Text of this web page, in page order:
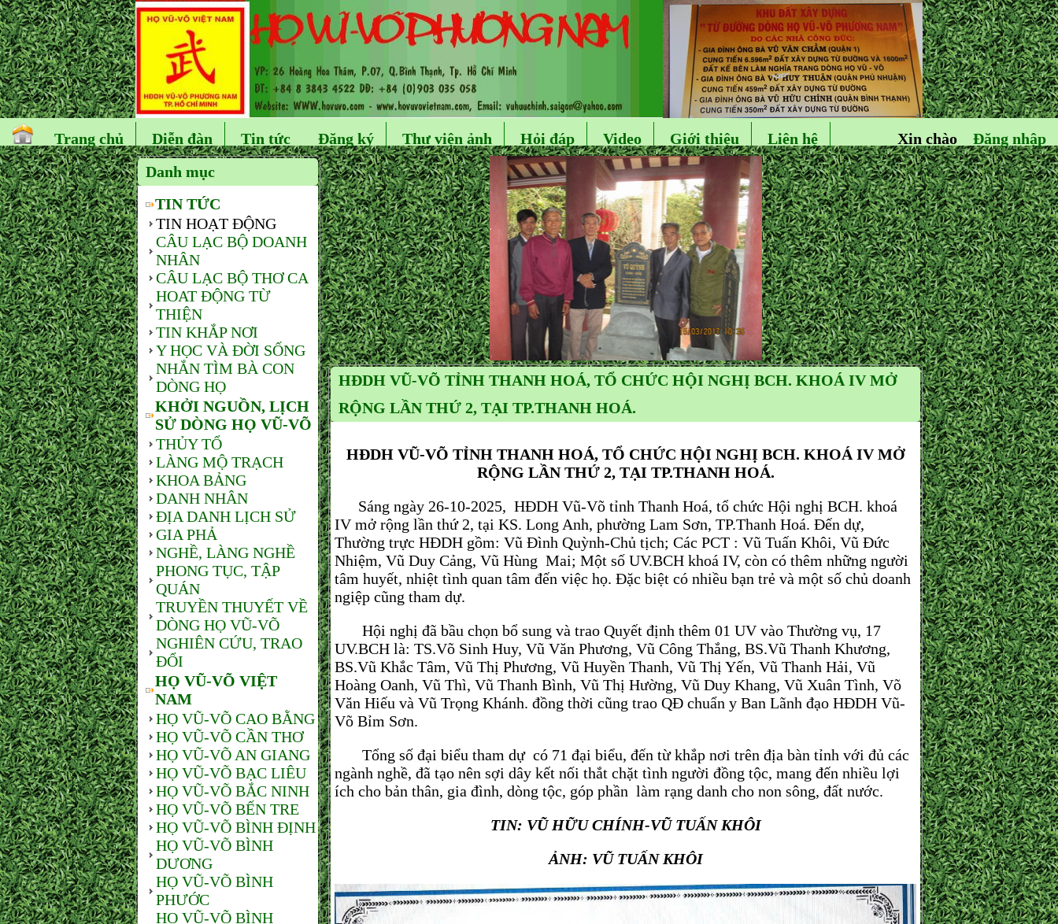
Trang chủ Diễn đàn Tin tức Đăng ký Thư viện ảnh Hỏi đáp Video Giới thiệu Liên hệ Đăng nhập
Xin chào
Danh mục
TIN TỨC
TIN HOẠT ĐỘNG
CÂU LẠC BỘ DOANH
NHÂN
CÂU LẠC BỘ THƠ CA
HOAT ĐỘNG TỪ
THIỆN
TIN KHẮP NƠI
Y HỌC VÀ ĐỜI SỐNG
NHẮN TÌM BÀ CON
DÒNG HỌ
KHỞI NGUỒN, LỊCH
SỬ DÒNG HỌ VŨ-VÕ
THỦY TỔ
LÀNG MỘ TRẠCH
KHOA BẢNG
DANH NHÂN
ĐỊA DANH LỊCH SỬ
GIA PHẢ
NGHỀ, LÀNG NGHỀ
PHONG TỤC, TẬP
QUÁN
TRUYỀN THUYẾT VỀ
DÒNG HỌ VŨ-VÕ
NGHIÊN CỨU, TRAO
ĐỔI
HỌ VŨ-VÕ VIỆT
NAM
HỌ VŨ-VÕ CAO BẰNG
HỌ VŨ-VÕ CẦN THƠ
HỌ VŨ-VÕ AN GIANG
HỌ VŨ-VÕ BẠC LIÊU
HỌ VŨ-VÕ BẮC NINH
HỌ VŨ-VÕ BẾN TRE
HỌ VŨ-VÕ BÌNH ĐỊNH
HỌ VŨ-VÕ BÌNH
DƯƠNG
HỌ VŨ-VÕ BÌNH
PHƯỚC
HỌ VŨ-VÕ BÌNH
HĐDH VŨ-VÕ TỈNH THANH HOÁ, TỔ CHỨC HỘI NGHỊ BCH. KHOÁ IV MỞ
RỘNG LẦN THỨ 2, TẠI TP.THANH HOÁ.
HĐDH VŨ-VÕ TỈNH THANH HOÁ, TỔ CHỨC HỘI NGHỊ BCH. KHOÁ IV MỞ
RỘNG LẦN THỨ 2, TẠI TP.THANH HOÁ.
Sáng ngày 26-10-2025, HĐDH Vũ-Võ tỉnh Thanh Hoá, tổ chức Hội nghị BCH. khoá
IV mở rộng lần thứ 2, tại KS. Long Anh, phường Lam Sơn, TP.Thanh Hoá. Đến dự,
Thường trực HĐDH gồm: Vũ Đình Quỳnh-Chủ tịch; Các PCT : Vũ Tuấn Khôi, Vũ Đức
Nhiệm, Vũ Duy Cảng, Vũ Hùng Mai; Một số UV.BCH khoá IV, còn có thêm những người
tâm huyết, nhiệt tình quan tâm đến việc họ. Đặc biệt có nhiều bạn trẻ và một số chủ doanh
ngiệp cũng tham dự.
Hội nghị đã bầu chọn bổ sung và trao Quyết định thêm 01 UV vào Thường vụ, 17
UV.BCH là: TS.Võ Sinh Huy, Vũ Văn Phương, Vũ Công Thắng, BS.Vũ Thanh Khương,
BS.Vũ Khắc Tâm, Vũ Thị Phương, Vũ Huyền Thanh, Vũ Thị Yến, Vũ Thanh Hải, Vũ
Hoàng Oanh, Vũ Thì, Vũ Thanh Bình, Vũ Thị Hường, Vũ Duy Khang, Vũ Xuân Tình, Võ
Văn Hiếu và Vũ Trọng Khánh. đồng thời cũng trao QĐ chuẩn y Ban Lãnh đạo HĐDH Vũ-
Võ Bỉm Sơn.
Tổng số đại biểu tham dự có 71 đại biểu, đến từ khắp nơi trên địa bàn tỉnh với đủ các
ngành nghề, đã tạo nên sợi dây kết nối thắt chặt tình người đồng tộc, mang đến nhiều lợi
ích cho bản thân, gia đình, dòng tộc, góp phần làm rạng danh cho non sông, đất nước.
TIN: VŨ HỮU CHÍNH-VŨ TUẤN KHÔI
ẢNH: VŨ TUẤN KHÔI